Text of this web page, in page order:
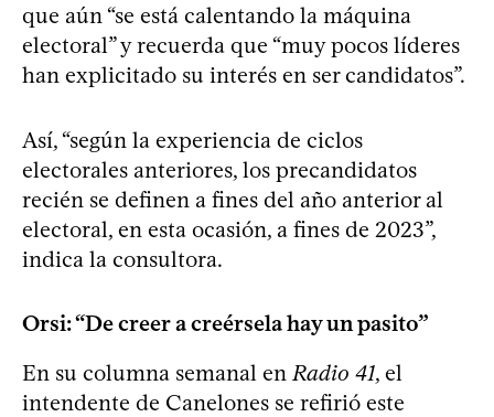
que aún “se está calentando la máquina
electoral” y recuerda que “muy pocos líderes
han explicitado su interés en ser candidatos”.
Así, “según la experiencia de ciclos
electorales anteriores, los precandidatos
recién se definen a fines del año anterior al
electoral, en esta ocasión, a fines de 2023”,
indica la consultora.
Orsi: “De creer a creérsela hay un pasito”
En su columna semanal en Radio 41, el
intendente de Canelones se refirió este